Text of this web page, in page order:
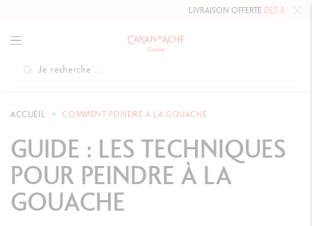
LIVRAISON OFFERTEDÈS 80 CHF.
ACCUEIL COMMENT PEINDRE À LA GOUACHE
GUIDE : LES TECHNIQUES
POUR PEINDRE À LA
GOUACHE